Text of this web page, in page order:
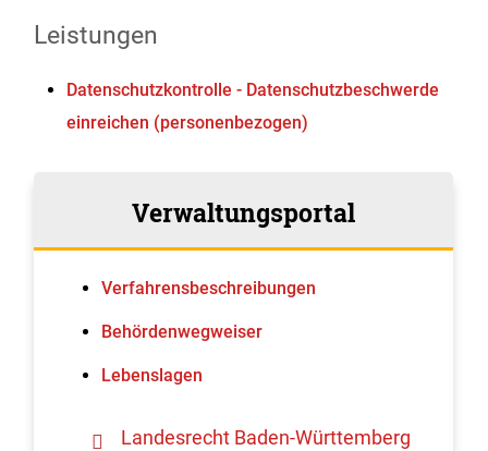
Leistungen
Datenschutzkontrolle - Datenschutzbeschwerde
einreichen (personenbezogen)
Verwaltungsportal
Verfahrens­beschreibungen
Behördenwegweiser
Lebenslagen
Landesrecht Baden-Württemberg